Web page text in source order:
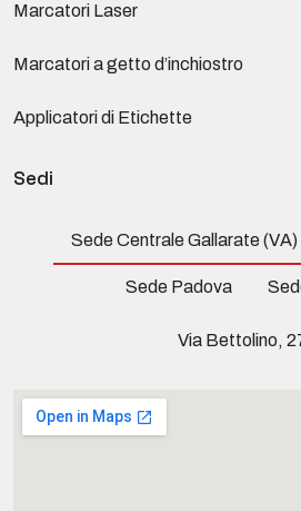
Marcatori Laser
Marcatori a getto d’inchiostro
Applicatori di Etichette
Sedi
Sede Centrale Gallarate (VA)
Sede Padova
Via Bettolino,